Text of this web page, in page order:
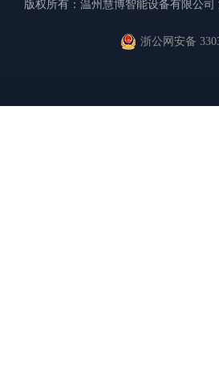
版权所有：温州慧博智能设备有限公司
浙公网安备